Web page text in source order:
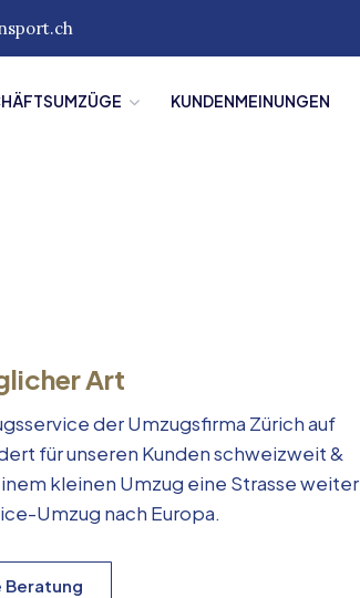
KUNDENMEINUNGEN
Art
der Umzugsfirma Zürich auf
für unseren Kunden schweizweit &
kleinen Umzug eine Strasse weiter
Umzug nach Europa.
Beratung